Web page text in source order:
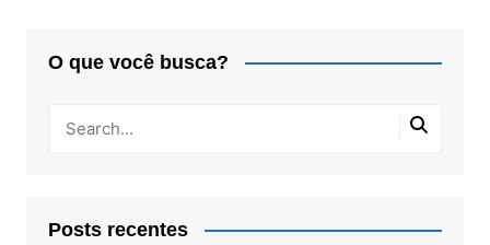
O que você busca?
Posts recentes